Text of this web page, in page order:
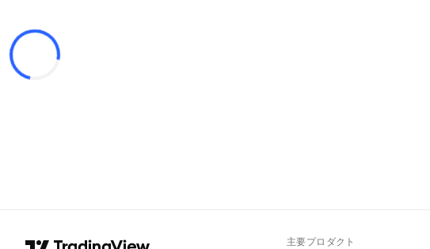
主要プロダクト